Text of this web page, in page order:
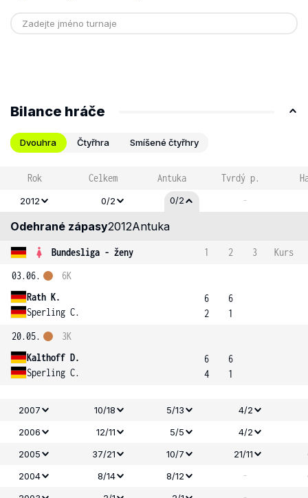
Bilance hráče
Dvouhra Čtyřhra Smíšené čtyřhry
Rok Celkem Antuka Tvrdý p.
2012 0/2 0/2 -
Odehrané zápasy2012Antuka
Bundesliga - ženy 1 2 3
Kurs
03.06.
Rath K.
Sperling C.
6K
6
2
6
1
20.05.
Kalthoff D.
Sperling C.
3K
6
4
6
1
2007 10/18 5/13
4/2
2006
12/11 5/5 4/2
2005
37/21 10/7 21/11
2004
8/14 8/12 -